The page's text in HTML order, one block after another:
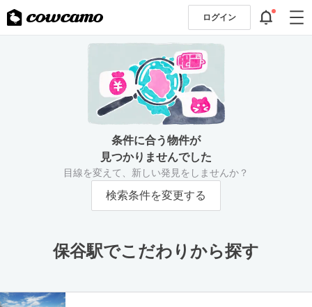
ログイン
条件に合う物件が
見つかりませんでした
目線を変えて、新しい発見をしませんか？
検索条件を変更する
保谷駅でこだわりから探す